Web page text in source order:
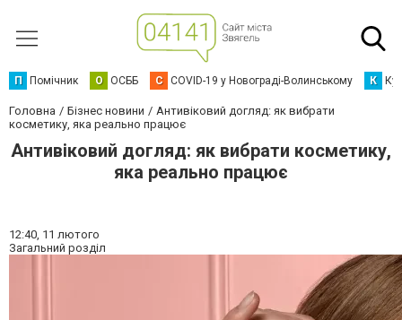
П Помічник О ОСББ C COVID-19 у Новограді-Волинському К
Головна Бізнес новини
Антивіковий догляд: як вибрати
косметику, яка реально працює
Антивіковий догляд: як вибрати косметику,
яка реально працює
12:40, 11 лютого
Загальний розділ